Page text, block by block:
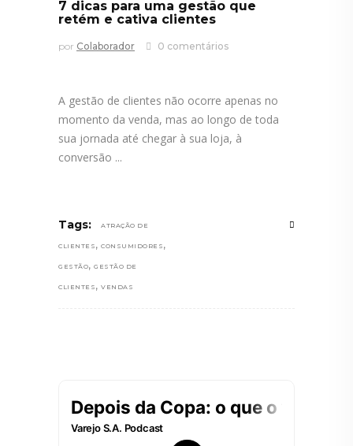
7 dicas para uma gestão que
retém e cativa clientes
por Colaborador 0 comentários
A gestão de clientes não ocorre apenas no
momento da venda, mas ao longo de toda
sua jornada até chegar à sua loja, à
conversão
Tags: ATRAÇÃO DE
CLIENTES , CONSUMIDORES ,
GESTÃO, GESTÃO DE
CLIENTES , VENDAS